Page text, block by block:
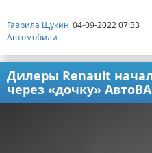
Гаврила Щукин 04-09-2022 07:33
Автомобили
Дилеры Renault
через «дочку»